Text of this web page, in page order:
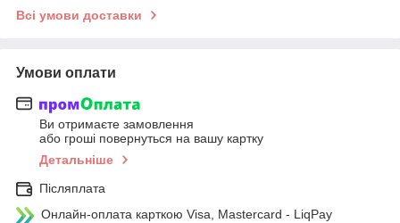
Всі умови доставки
Умови оплати
Ви отримаєте замовлення
або гроші повернуться на вашу картку
Детальніше
Післяплата
Онлайн-оплата карткою Visa, Mastercard - LiqPay